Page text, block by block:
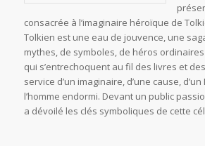
consacrée à l’imaginaire héroïque de
Tolkien est une eau de jouvence, une
mythes, de symboles, de héros
qui s’entrechoquent au fil des livres et
service d’un imaginaire, d’une cause,
l’homme endormi. Devant un public
a dévoilé les clés symboliques de cette